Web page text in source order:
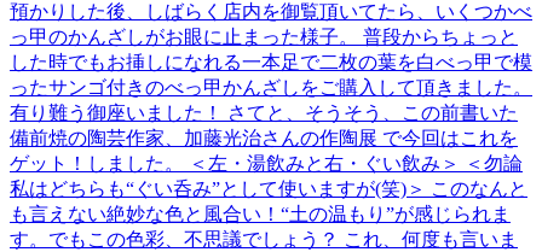
預かりした後、しばらく店内を御覧頂いてたら、いくつかべ
っ甲のかんざしがお眼に止まった様子。 普段からちょっと
した時でもお挿しになれる一本足で二枚の葉を白べっ甲で模
ったサンゴ付きのべっ甲かんざしをご購入して頂きました。
有り難う御座いました！ さてと、そうそう、この前書いた
備前焼の陶芸作家、加藤光治さんの作陶展 で今回はこれを
ゲット！しました。 ＜左・湯飲みと右・ぐい飲み＞ ＜勿論
私はどちらも“ぐい呑み”として使いますが(笑)＞ このなんと
も言えない絶妙な色と風合い！“土の温もり”が感じられま
す。でもこの色彩、不思議でしょう？ これ、何度も言いま